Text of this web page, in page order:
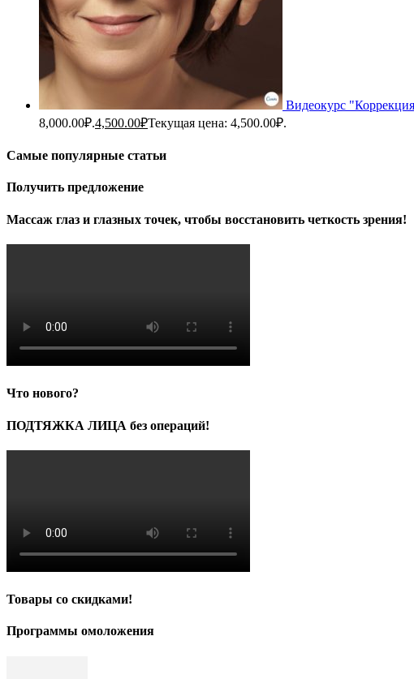
Видеокурс
8,000.00₽.4,500.00₽Текущая цена: 4,500.00₽.
Самые популярные статьи
Получить предложение
Массаж глаз и глазных точек, чтобы восстановить четкость зрения!
Что нового?
ПОДТЯЖКА ЛИЦА без операций!
Товары со скидками!
Программы омоложения